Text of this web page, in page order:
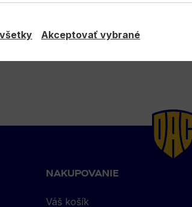
NAKUPOVANIE
Váš košík
Akceptovať vybrané